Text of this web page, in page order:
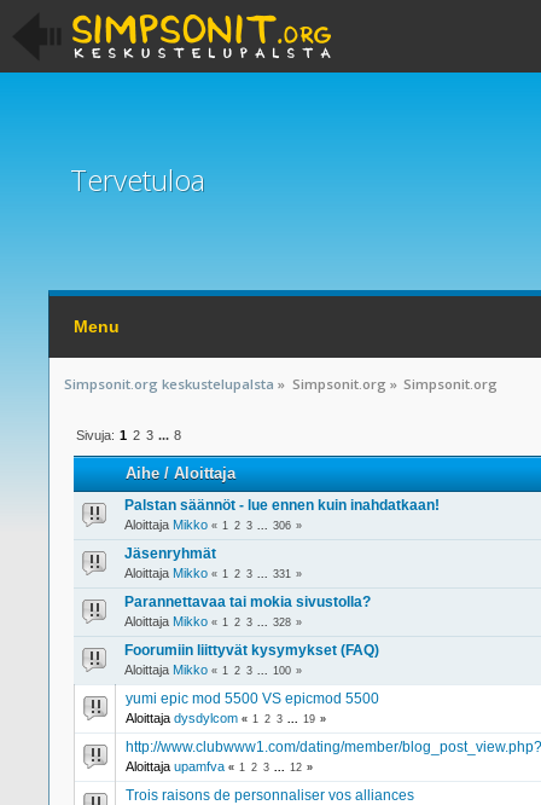
Tervetuloa
Menu
Simpsonit.org keskustelupalsta » Simpsonit.org » Simpsonit.org
Sivuja: 1 2 3 ... 8
Aihe/Aloittaja
Palstan säännöt - lue ennen kuin inahdatkaan!
Aloittaja Mikko « 1 2 3 306 »
Jäsenryhmät
Aloittaja Mikko « 1 2 3 331 »
Parannettavaa tai mokia sivustolla?
Aloittaja Mikko « 1 2 3 328 »
Foorumiin liittyvät kysymykset (FAQ)
Aloittaja Mikko « 1 2 3 100 »
yumi epic mod 5500 VS epicmod 5500
Aloittaja dysdylcom « 1 2 3 19 »
http://www.clubwww1.com/dating/member/
Aloittaja upamfva « 1 2 3 12 »
Trois raisons de personnaliser vos alliances